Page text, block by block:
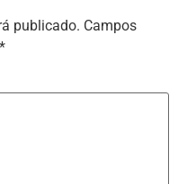
publicado. Campos
*